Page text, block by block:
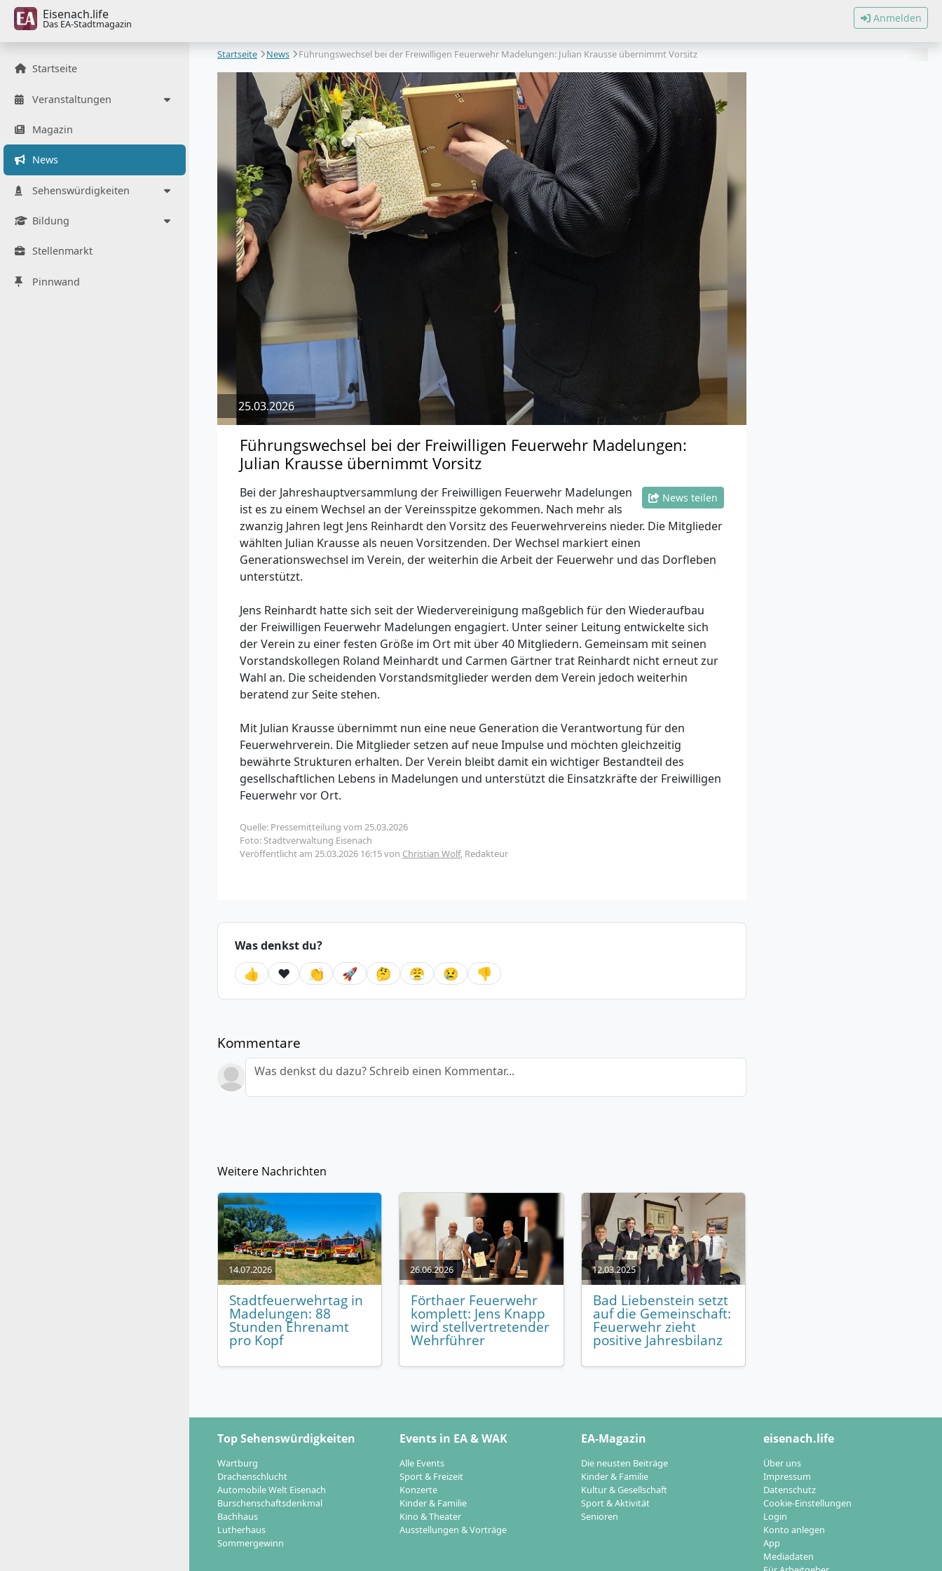
Eisenach.life
Das EA-Stadtmagazin Anmelden
Startseite
Veranstaltungen
Magazin
News
Sehenswürdigkeiten
Bildung
Stellenmarkt
Pinnwand
Startseite News Führungswechsel bei der Freiwilligen Feuerwehr Madelungen: Julian Krausse übernimmt Vorsitz
25.03.2026
Führungswechsel bei der Freiwilligen Feuerwehr Madelungen:
Julian Krausse übernimmt Vorsitz
News teilen
Bei der Jahreshauptversammlung der Freiwilligen Feuerwehr Madelungen
ist es zu einem Wechsel an der Vereinsspitze gekommen. Nach mehr als
zwanzig Jahren legt Jens Reinhardt den Vorsitz des Feuerwehrvereins nieder. Die Mitglieder
wählten Julian Krausse als neuen Vorsitzenden. Der Wechsel markiert einen
Generationswechsel im Verein, der weiterhin die Arbeit der Feuerwehr und das Dorfleben
unterstützt.
Jens Reinhardt hatte sich seit der Wiedervereinigung maßgeblich für den Wiederaufbau
der Freiwilligen Feuerwehr Madelungen engagiert. Unter seiner Leitung entwickelte sich
der Verein zu einer festen Größe im Ort mit über 40 Mitgliedern. Gemeinsam mit seinen
Vorstandskollegen Roland Meinhardt und Carmen Gärtner trat Reinhardt nicht erneut zur
Wahl an. Die scheidenden Vorstandsmitglieder werden dem Verein jedoch weiterhin
beratend zur Seite stehen.
Mit Julian Krausse übernimmt nun eine neue Generation die Verantwortung für den
Feuerwehrverein. Die Mitglieder setzen auf neue Impulse und möchten gleichzeitig
bewährte Strukturen erhalten. Der Verein bleibt damit ein wichtiger Bestandteil des
gesellschaftlichen Lebens in Madelungen und unterstützt die Einsatzkräfte der Freiwilligen
Feuerwehr vor Ort.
Quelle: Pressemitteilung vom 25.03.2026
Foto: Stadtverwaltung Eisenach
Veröffentlicht am 25.03.2026 16:15von Christian Wolf, Redakteur
Was denkst du?
👍 ❤️ 👏 🚀 🤔 😤 😢 👎
Kommentare
Was denkst du dazu? Schreib einen Kommentar...
Weitere Nachrichten
14.07.2026
Stadtfeuerwehrtag in
Madelungen: 88
Stunden Ehrenamt
pro Kopf
26.06.2026
Förthaer Feuerwehr
komplett: Jens Knapp
wird stellvertretender
Wehrführer
12.03.2025
Bad Liebenstein setzt
auf die Gemeinschaft:
Feuerwehr zieht
positive Jahresbilanz
Top Sehenswürdigkeiten
Wartburg
Drachenschlucht
Automobile Welt Eisenach
Burschenschaftsdenkmal
Bachhaus
Lutherhaus
Sommergewinn
Events in EA & WAK
Alle Events
Sport & Freizeit
Konzerte
Kinder & Familie
Kino & Theater
Ausstellungen & Vorträge
EA-Magazin
Die neusten Beiträge
Kinder & Familie
Kultur & Gesellschaft
Sport & Aktivität
Senioren
eisenach.life
Über uns
Impressum
Datenschutz
Cookie-Einstellungen
Login
Konto anlegen
App
Mediadaten